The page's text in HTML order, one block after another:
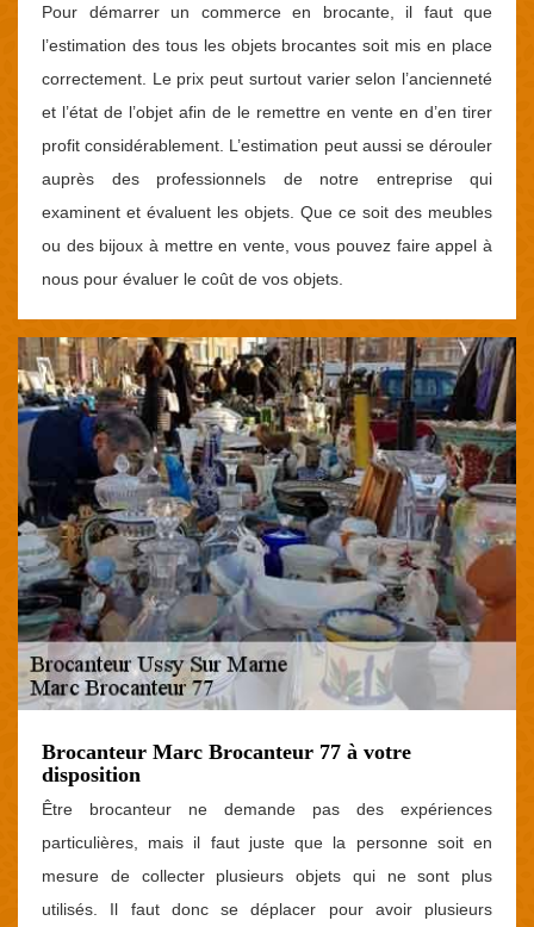
Pour démarrer un commerce en brocante, il faut que
l’estimation des tous les objets brocantes soit mis en place
correctement. Le prix peut surtout varier selon l’ancienneté
et l’état de l’objet afin de le remettre en vente en d’en tirer
profit considérablement. L’estimation peut aussi se dérouler
auprès des professionnels de notre entreprise qui
examinent et évaluent les objets. Que ce soit des meubles
ou des bijoux à mettre en vente, vous pouvez faire appel à
nous pour évaluer le coût de vos objets.
Brocanteur Marc Brocanteur 77 à votre
disposition
Être brocanteur ne demande pas des expériences
particulières, mais il faut juste que la personne soit en
mesure de collecter plusieurs objets qui ne sont plus
utilisés. Il faut donc se déplacer pour avoir plusieurs